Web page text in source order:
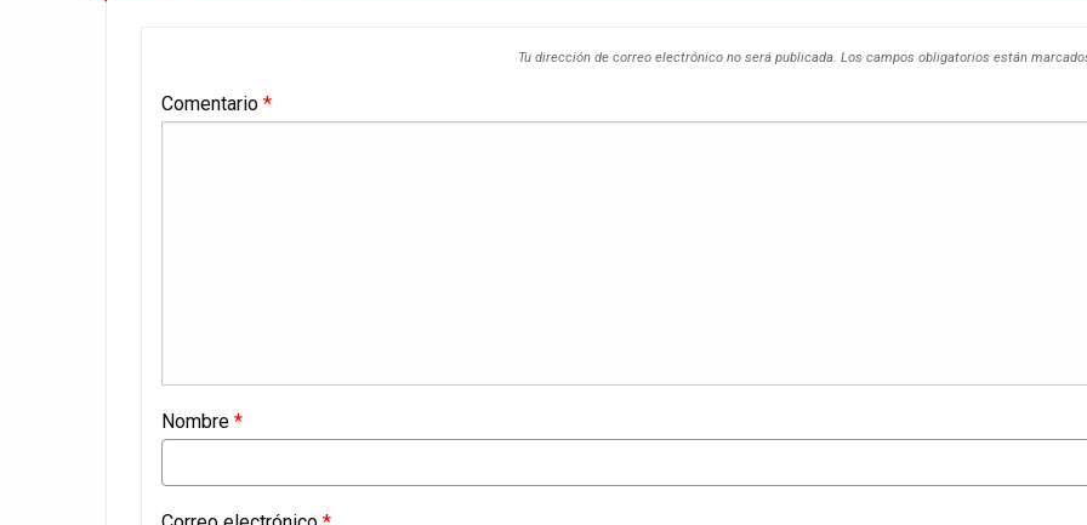
Tu dirección de correo electrónico no será publicada. Los campos obligatorios están
Comentario *
Nombre *